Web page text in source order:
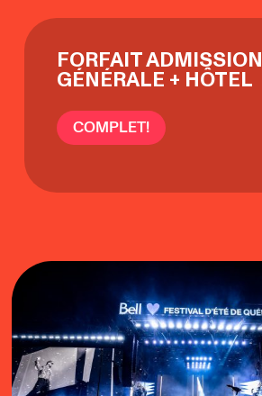
FORFAIT ADMISSION
GÉNÉRALE + HÔTEL
COMPLET!